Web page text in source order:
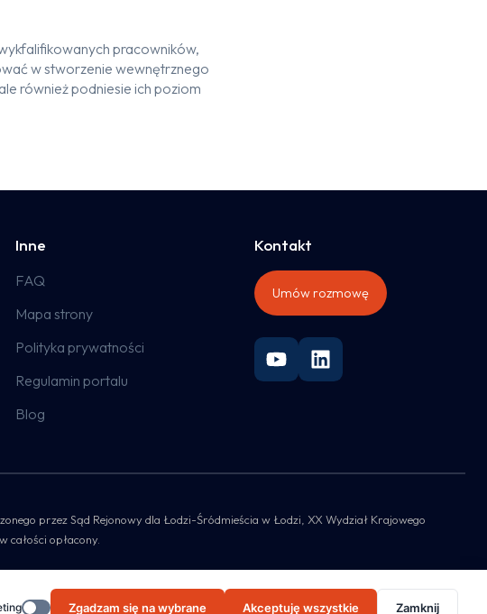
pracowników,
w stworzenie wewnętrznego
również podniesie ich poziom
Inne
FAQ
Mapa strony
Polityka prywatności
Regulamin portalu
Blog
Kontakt
Umów rozmowę
przez Sąd Rejonowy dla Łodzi-Śródmieścia w Łodzi, XX Wydział Krajowego
opłacony.
Zgadzam się na wybrane Akceptuję wszystkie Zamknij